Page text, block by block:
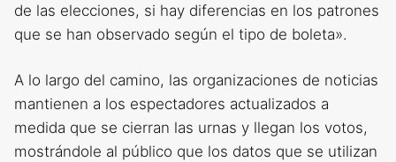
de las elecciones, si hay diferencias en los patrones
que se han observado según el tipo de boleta».
A lo largo del camino, las organizaciones de noticias
mantienen a los espectadores actualizados a
medida que se cierran las urnas y llegan los votos,
mostrándole al público que los datos que se utilizan